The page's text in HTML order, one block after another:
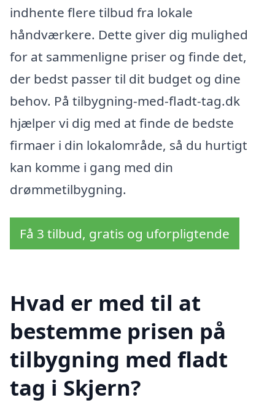
indhente flere tilbud fra lokale
håndværkere. Dette giver dig mulighed
for at sammenligne priser og finde det,
der bedst passer til dit budget og dine
behov. På tilbygning-med-fladt-tag.dk
hjælper vi dig med at finde de bedste
firmaer i din lokalområde, så du hurtigt
kan komme i gang med din
drømmetilbygning.
Få 3 tilbud, gratis og uforpligtende
Hvad er med til at
bestemme prisen på
tilbygning med fladt
tag i Skjern?